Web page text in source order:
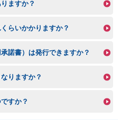
ますか？
らいかかりますか？
諾書）は発行できますか？
りますか？
すか？